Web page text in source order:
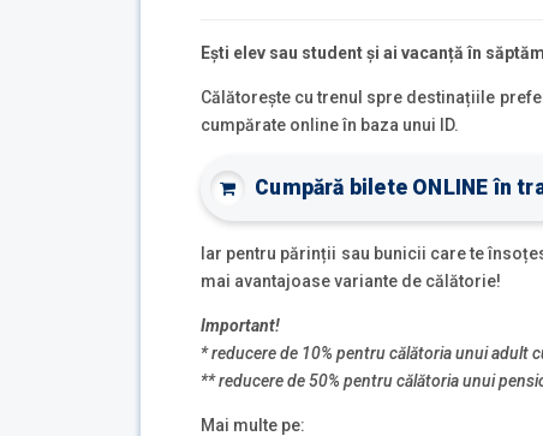
Ești elev sau student și ai vacanță în
Călătorește cu trenul spre destinațiile
cumpărate online în baza unui ID.
Cumpără bilete ONLINE în
Iar pentru părinții sau bunicii care te
mai avantajoase variante de călătorie!
Important!
* reducere de 10% pentru călătoria unui adult
** reducere de 50% pentru călătoria unui
Mai multe pe: